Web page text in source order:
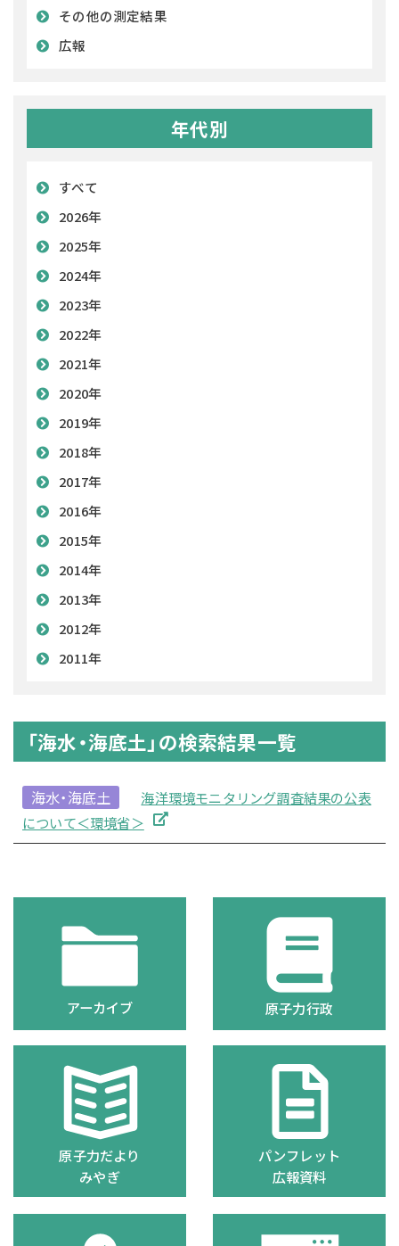
その他の測定結果
広報
年代別
すべて
2026年
2025年
2024年
2023年
2022年
2021年
2020年
2019年
2018年
2017年
2016年
2015年
2014年
2013年
2012年
2011年
「海水・海底土」の検索結果一覧
海水・海底土
海洋環境モニタリング調査結果の公表
について＜環境省＞
アーカイブ 原子力行政
原子力だより
みやぎ
パンフレット
広報資料